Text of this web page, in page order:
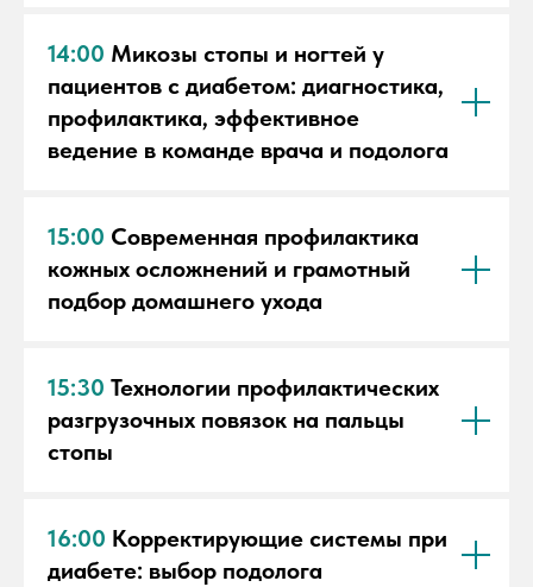
14:00 Микозы стопы и ногтей у
пациентов с диабетом: диагностика,
профилактика, эффективное
ведение в команде врача и подолога
15:00 Современная профилактика
кожных осложнений и грамотный
подбор домашнего ухода
15:30 Технологии профилактических
разгрузочных повязок на пальцы
стопы
16:00 Корректирующие системы при
диабете: выбор подолога